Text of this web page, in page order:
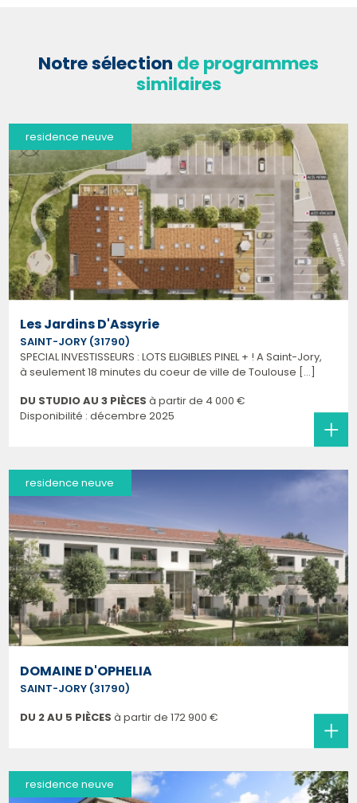
Notre sélection de programmes
similaires
residence neuve
Les Jardins D'Assyrie
SAINT-JORY (31790)
SPECIAL INVESTISSEURS : LOTS ELIGIBLES PINEL + ! A Saint-Jory,
à seulement 18 minutes du coeur de ville de Toulouse [...]
DU STUDIO AU 3 PIÈCES à partir de 4 000 €
Disponibilité : décembre 2025
residence neuve
DOMAINE D'OPHELIA
SAINT-JORY (31790)
DU 2 AU 5 PIÈCES à partir de 172 900 €
residence neuve